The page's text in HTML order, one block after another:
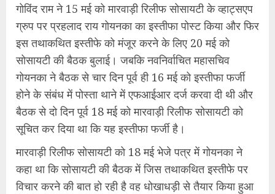
गोविंद राम ने 15 मई को मारवाड़ी रिलीफ सोसायटी के व्हाट्सएप
ग्रुप पर प्रहलाद राय गोयनका का इस्तीफा पोस्ट किया और फिर
इस तथाकथित इस्‍तीफे को मंजूर करने के लिए 20 मई को
सोसायटी की बैठक बुलाई। जबकि नवनिर्वाचित महासचिव
गोयनका ने बैठक से चार दिन पूर्व ही 16 मई को इस्‍तीफा फर्जी
होने के संबंध में पोस्‍ता थाने में एफआईआर दर्ज करवा दी थी और
बैठक से दो दिन पूर्व 18 मई को मारवाड़ी रिलीफ सोसायटी को
सूचित कर दिया था कि यह इस्‍तीफा फर्जी है।
मारवाड़ी रिलीफ सोसायटी को 18 मई भेजे पत्र में गोयनका ने
कहा था कि सोसायटी की बैठक में जिस तथा‍कथित इस्‍तीफे पर
विचार करने की बात हो रही है वह धोखाधड़ी से तैयार किया हुआ